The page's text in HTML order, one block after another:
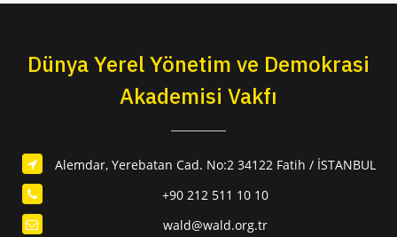
Dünya Yerel Yönetim ve Demokrasi
Akademisi Vakfı
Alemdar, Yerebatan Cad. No:2 34122 Fatih / İSTANBUL
+90 212 511 10 10
wald@wald.org.tr